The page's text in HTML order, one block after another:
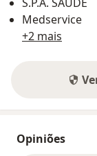
Medservice
+2 mais
Opiniões